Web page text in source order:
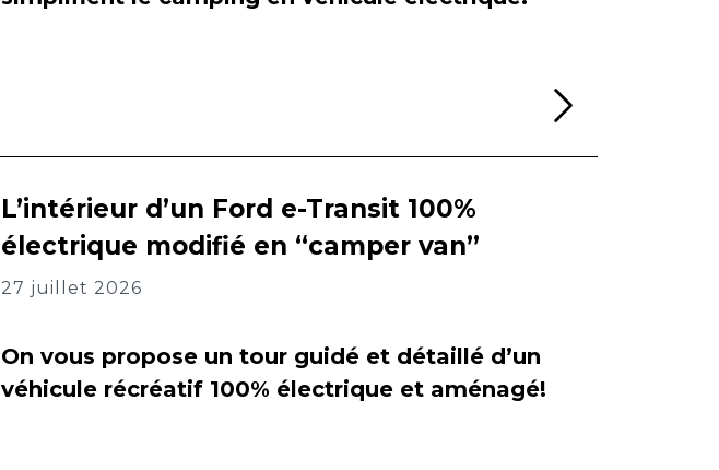
L’intérieur d’un Ford e-Transit 100%
électrique modifié en “camper van”
27 juillet 2026
On vous propose un tour guidé et détaillé d’un
véhicule récréatif 100% électrique et aménagé!